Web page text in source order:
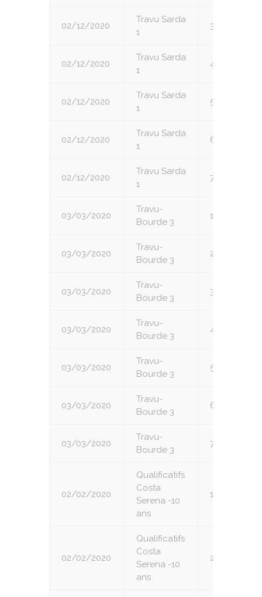
02/12/2020
Travu Sarda
1
3
02/12/2020
Travu Sarda
1
4
02/12/2020
Travu Sarda
1
5
02/12/2020
Travu Sarda
1
6
02/12/2020
Travu Sarda
1
7
03/03/2020
Travu-
Bourde 3
1
03/03/2020
Travu-
Bourde 3
2
03/03/2020
Travu-
Bourde 3
3
03/03/2020
Travu-
Bourde 3
4
03/03/2020
Travu-
Bourde 3
5
03/03/2020
Travu-
Bourde 3
6
03/03/2020
Travu-
Bourde 3
7
02/02/2020
Qualificatifs
Costa
Serena -10
ans
1
02/02/2020
Qualificatifs
Costa
Serena -10
ans
2